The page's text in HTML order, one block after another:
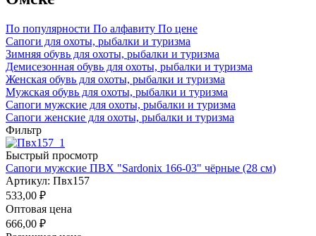
По популярности По алфавиту По цене
Сапоги для охоты, рыбалки и туризма
Зимняя обувь для охоты, рыбалки и туризма
Демисезонная обувь для охоты, рыбалки и туризма
Женская обувь для охоты, рыбалки и туризма
Мужская обувь для охоты, рыбалки и туризма
Сапоги мужские для охоты, рыбалки и туризма
Сапоги женские для охоты, рыбалки и туризма
Фильтр
Быстрый просмотр
Сапоги мужские ПВХ "Sardonix 166-03" чёрные (28 см)
Артикул: Пвх157
533,00 ₽
Оптовая цена
666,00 ₽